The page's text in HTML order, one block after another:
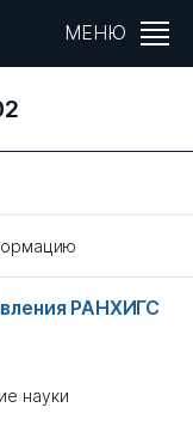
МЕНЮ
РАНХИГС
науки